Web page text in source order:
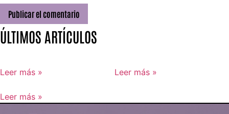
ÚLTIMOS ARTÍCULOS
Leer más » Leer más »
Leer más »